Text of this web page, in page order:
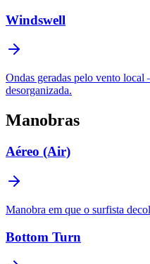
Windswell
Ondas geradas pelo vento
desorganizada.
Manobras
Aéreo (Air)
Manobra em que o surfista
Bottom Turn